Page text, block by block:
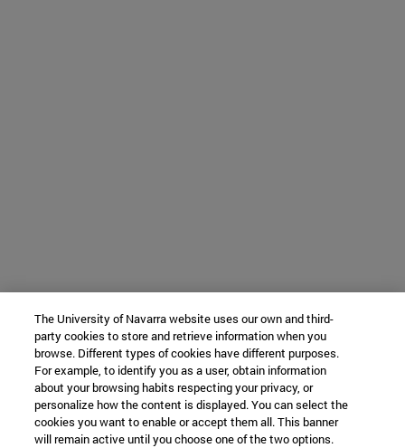
The University of Navarra website uses our own and third-
party cookies to store and retrieve information when you
browse. Different types of cookies have different purposes.
For example, to identify you as a user, obtain information
about your browsing habits respecting your privacy, or
personalize how the content is displayed. You can select the
cookies you want to enable or accept them all. This banner
will remain active until you choose one of the two options.